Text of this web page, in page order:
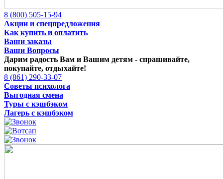
8 (800) 505-15-94
Акции и спецпредложения
Как купить и оплатить
Ваши заказы
Ваши Вопросы
Дарим радость Вам и Вашим детям - спрашивайте,
покупайте, отдыхайте!
8 (861) 290-33-07
Советы психолога
Выгодная смена
Туры с кэшбэком
Лагерь с кэшбэком